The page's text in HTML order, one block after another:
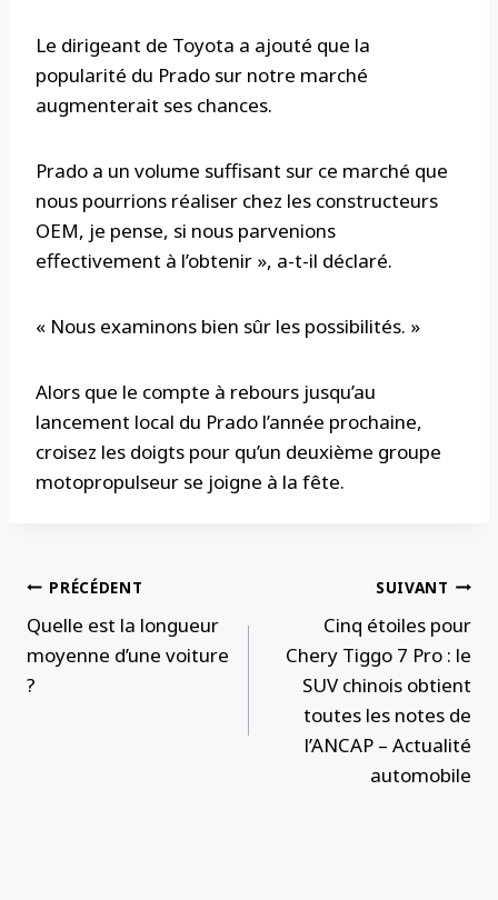
Le dirigeant de Toyota a ajouté que la
popularité du Prado sur notre marché
augmenterait ses chances.
Prado a un volume suffisant sur ce marché que
nous pourrions réaliser chez les constructeurs
OEM, je pense, si nous parvenions
effectivement à l’obtenir », a-t-il déclaré.
« Nous examinons bien sûr les possibilités. »
Alors que le compte à rebours jusqu’au
lancement local du Prado l’année prochaine,
croisez les doigts pour qu’un deuxième groupe
motopropulseur se joigne à la fête.
Navigation
de
l’article
PRÉCÉDENT
Quelle est la longueur
moyenne d’une voiture
?
SUIVANT
Cinq étoiles pour
Chery Tiggo 7 Pro : le
SUV chinois obtient
toutes les notes de
l’ANCAP – Actualité
automobile